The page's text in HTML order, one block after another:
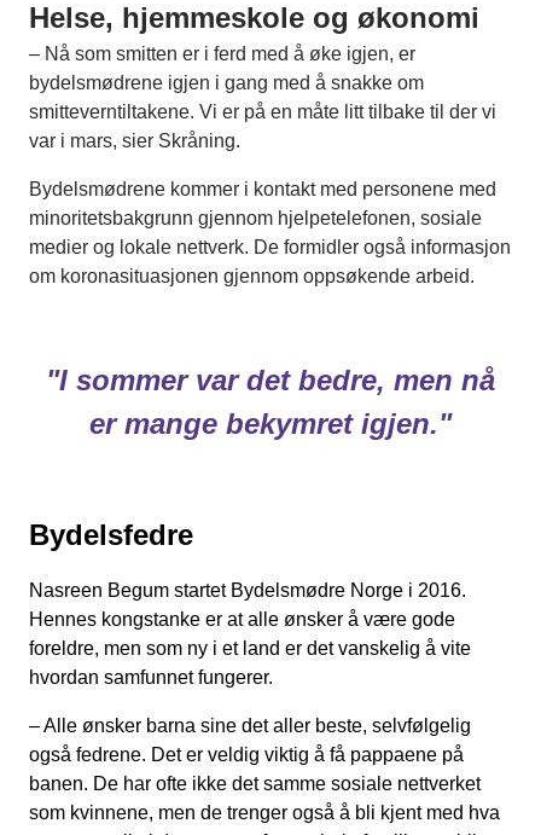
Helse, hjemmeskole og økonomi
– Nå som smitten er i ferd med å øke igjen, er
bydelsmødrene igjen i gang med å snakke om
smitteverntiltakene. Vi er på en måte litt tilbake til der vi
var i mars, sier Skråning.
Bydelsmødrene kommer i kontakt med personene med
minoritetsbakgrunn gjennom hjelpetelefonen, sosiale
medier og lokale nettverk. De formidler også informasjon
om koronasituasjonen gjennom oppsøkende arbeid.
"I sommer var det bedre, men nå
er mange bekymret igjen."
Bydelsfedre
Nasreen Begum startet Bydelsmødre Norge i 2016.
Hennes kongstanke er at alle ønsker å være gode
foreldre, men som ny i et land er det vanskelig å vite
hvordan samfunnet fungerer.
– Alle ønsker barna sine det aller beste, selvfølgelig
også fedrene. Det er veldig viktig å få pappaene på
banen. De har ofte ikke det samme sosiale nettverket
som kvinnene, men de trenger også å bli kjent med hva